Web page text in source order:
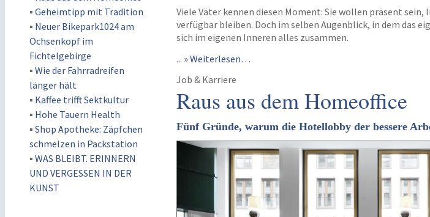
▪ Geheimtipp mit Tradition
▪ Neuer Bikepark1024 am
Ochsenkopf im
Fichtelgebirge
▪ Wie der Fahrradreifen
länger hält
▪ Kaffee trifft Sektkultur
▪ Hohe Tauern Health
▪ Shop Apotheke: Zäpfchen
schmelzen in Packstation
▪ WAS BLEIBT. ERINNERN
UND VERGESSEN IN DER
KUNST
Viele Väter kennen diesen Moment: Sie wollen präsent
verfügbar bleiben. Doch im selben Augenblick, in dem das
sich im eigenen Inneren alles zusammen.
... » Weiterlesen…
Job & Karriere
Raus aus dem Homeoffice
Fünf Gründe, warum die Hotellobby der bessere